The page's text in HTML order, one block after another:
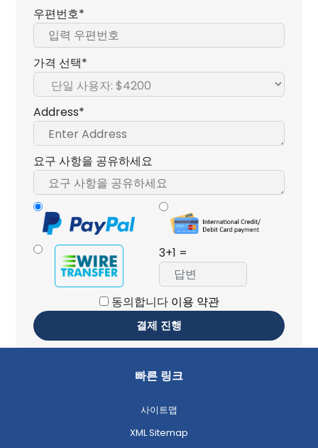
우편번호*
가격 선택*
Address*
요구 사항을 공유하세요
3+1 =
동의합니다 이용 약관
빠른 링크
사이트맵
XML Sitemap